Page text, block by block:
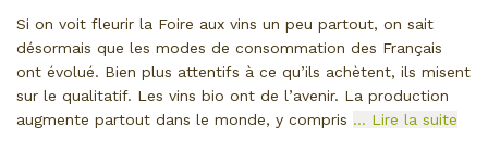
Si on voit fleurir la Foire aux vins un peu partout, on sait
désormais que les modes de consommation des Français
ont évolué. Bien plus attentifs à ce qu’ils achètent, ils misent
sur le qualitatif. Les vins bio ont de l’avenir. La production
augmente partout dans le monde, y compris … Lire la suite